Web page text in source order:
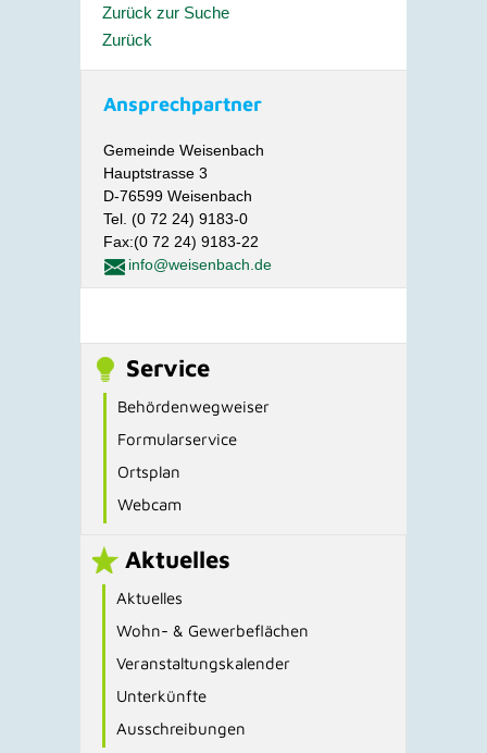
Zurück zur Suche
Zurück
Ansprechpartner
Gemeinde Weisenbach
Hauptstrasse 3
D-76599 Weisenbach
Tel. (0 72 24) 9183-0
Fax:(0 72 24) 9183-22
info@weisenbach.de
Service
Behördenwegweiser
Formularservice
Ortsplan
Webcam
Aktuelles
Aktuelles
Wohn- & Gewerbeflächen
Veranstaltungskalender
Unterkünfte
Ausschreibungen